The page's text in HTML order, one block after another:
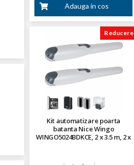
Adauga in cos
Reducere
Kit automatizare poarta
batanta Nice Wingo
WINGO5024BDKCE, 2 x 3.5 m, 2 x